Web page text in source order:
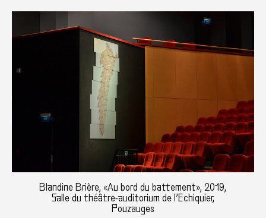
Blandine Brière, «Au bord du battement», 2019,
Salle du théâtre-auditorium de l’Echiquier,
Pouzauges